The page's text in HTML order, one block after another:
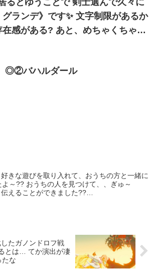
◎②バハルダール
きな遊びを取り入れて、おうちの方と一緒に
～?? おうちの人を見つけて、、ぎゅ～
伝えることができました??
たガノンドロフ戦
とは… てか演出が凄
な